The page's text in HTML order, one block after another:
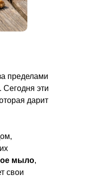
пределами
Сегодня эти
дарит
мыло,
свои